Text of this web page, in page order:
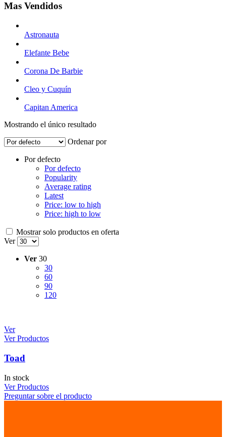
Mas Vendidos
Astronauta
Elefante Bebe
Corona De Barbie
Cleo y Cuquín
Capitan America
Mostrando el único resultado
Ordenar por
Por defecto
Por defecto
Popularity
Average rating
Latest
Price: low to high
Price: high to low
Mostrar solo productos en oferta
Ver
Ver 30
30
60
90
120
Ver
Ver Productos
Toad
In stock
Ver Productos
Preguntar sobre el producto